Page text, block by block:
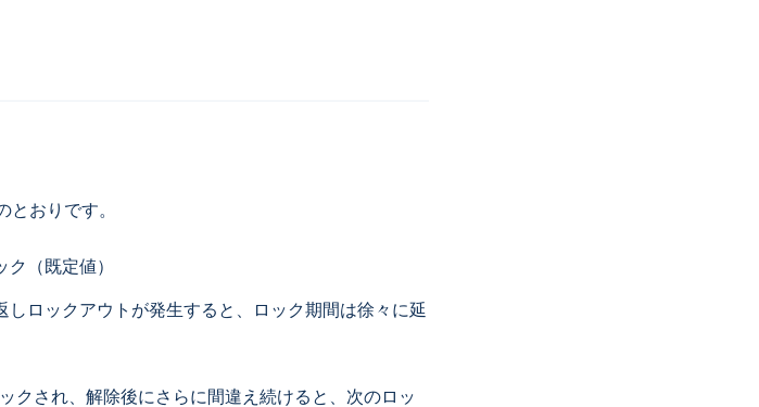
とおりです。
（既定値）
しロックアウトが発生すると、ロック期間は徐々に延
クされ、解除後にさらに間違え続けると、次のロッ